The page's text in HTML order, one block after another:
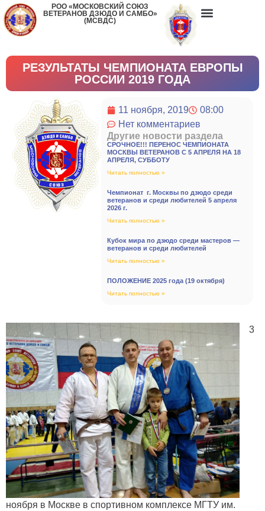
РОО «МОСКОВСКИЙ СОЮЗ
ВЕТЕРАНОВ ДЗЮДО И САМБО»
(МСВДС)
РЕЗУЛЬТАТЫ ЧЕМПИОНАТА ЕВРОПЫ
РОССИИ 2019 ГОДА
11 ноября, 2019
08:00
Нет комментариев
Другие новости раздела
СРОЧНОЕ!!! ПЕРЕНОС ЧЕМПИОНАТА
МОСКВЫ ВЕТЕРАНОВ С 5 АПРЕЛЯ НА 18
АПРЕЛЯ, СУББОТУ
Читать полностью »
Чемпионат г. Москвы по дзюдо среди
ветеранов и среди любителей 5 апреля
2026 г.
Читать полностью »
Кубок мира по дзюдо среди мастеров —
ветеранов и среди любителей
Читать полностью »
ПОЛОЖЕНИЕ 2025 года (19 октября)
Читать полностью »
3
ноября в Москве в спортивном комплексе МГТУ им.